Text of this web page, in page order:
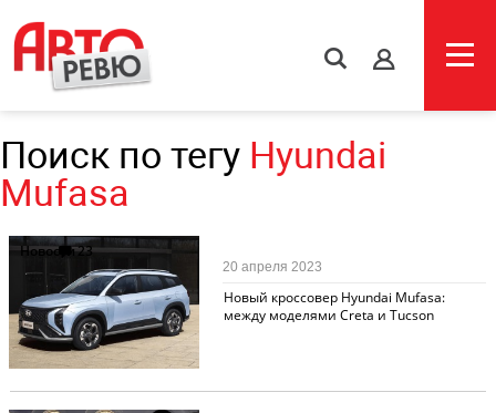
s
Поиск по тегу Hyundai
Mufasa
Новости23
Новый кроссовер Hyundai Mufasa:
между моделями Creta и Tucson
20 апреля 2023